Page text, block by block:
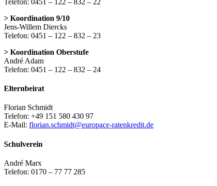
> Koordination 9/10
Jens-Willem Diercks
Telefon: 0451 – 122 – 832 – 23
> Koordination Oberstufe
André Adam
Telefon: 0451 – 122 – 832 – 24
Elternbeirat
Florian Schmidt
Telefon: +49 151 580 430 97
E-Mail: florian.schmidt@europace-ratenkredit.de
Schulverein
André Marx
Telefon: 0170 – 77 77 285